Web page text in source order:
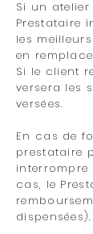
Si un atelier
Prestataire
les
en
Si le client
versera les
versées.
En cas de
prestataire
interrompre
cas, le
dispensées).